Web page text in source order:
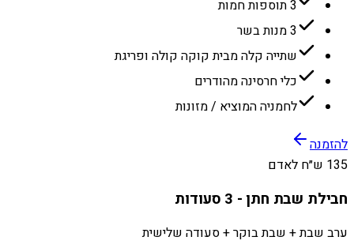
3 תוספות חמות
3 מנות בשר
שתייה קלה מבית קוקה קולה ופריגת
כלי חרסינה מהודרים
לחמניה המוציא / מזונות
להזמנה
135 ש״ח לאדם
חבילת שבת חתן - 3 סעודות
ערב שבת + שבת בוקר + סעודה שלישית